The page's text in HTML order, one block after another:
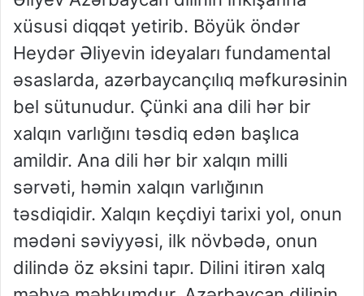
xüsusi diqqət yetirib. Böyük öndər
Heydər Əliyevin ideyaları fundamental
əsaslarda, azərbaycançılıq məfkurəsinin
bel sütunudur. Çünki ana dili hər bir
xalqın varlığını təsdiq edən başlıca
amildir. Ana dili hər bir xalqın milli
sərvəti, həmin xalqın varlığının
təsdiqidir. Xalqın keçdiyi tarixi yol, onun
mədəni səviyyəsi, ilk növbədə, onun
dilində öz əksini tapır. Dilini itirən xalq